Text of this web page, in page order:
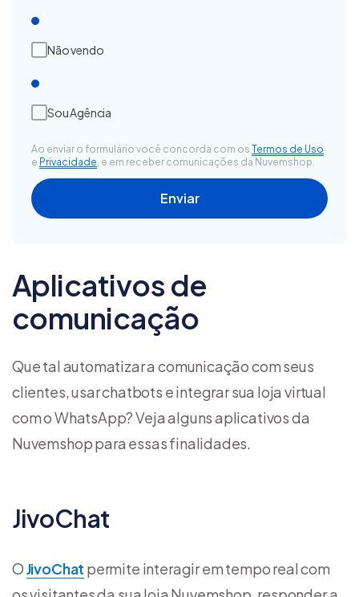
Não vendo
Sou Agência
Ao enviar o formulário você concorda com os Termos de Uso
e Privacidade, e em receber comunicações da Nuvemshop.
Aplicativos de
comunicação
Que tal automatizar a comunicação com seus
clientes, usar chatbots e integrar sua loja virtual
com o WhatsApp? Veja alguns aplicativos da
Nuvemshop para essas finalidades.
JivoChat
OJivoChat permite interagir em tempo real com